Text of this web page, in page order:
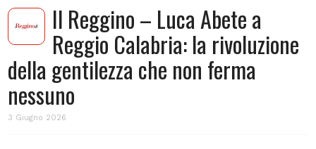
Il Reggino – Luca Abete a
Reggio Calabria: la rivoluzione
della gentilezza che non ferma
nessuno
3 Giugno 2026